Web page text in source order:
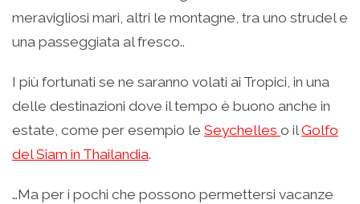
meravigliosi mari, altri le montagne, tra uno strudel e
una passeggiata al fresco..
I più fortunati se ne saranno volati ai Tropici, in una
delle destinazioni dove il tempo è buono anche in
estate, come per esempio le Seychelles o ilGolfo
del Siam in Thailandia.
…Ma per i pochi che possono permettersi vacanze